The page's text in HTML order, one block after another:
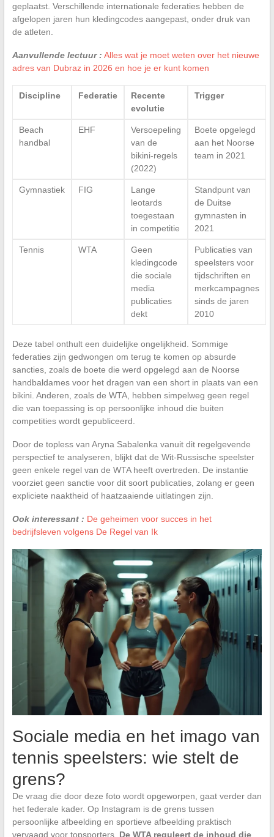
geplaatst. Verschillende internationale federaties hebben de
afgelopen jaren hun kledingcodes aangepast, onder druk van
de atleten.
Aanvullende lectuur : Alles wat je moet weten over het nieuwe
adres van Dubraz in 2026 en hoe je er kunt komen
Discipline Federatie
Recente
evolutie
Trigger
Beach
handbal
EHF
Versoepeling
van de
bikini-regels
(2022)
Boete opgelegd
aan het Noorse
team in 2021
Gymnastiek FIG
Lange
leotards
toegestaan
in competitie
Standpunt van
de Duitse
gymnasten in
2021
Tennis WTA
Geen
kledingcode
die sociale
media
publicaties
dekt
Publicaties van
speelsters voor
tijdschriften en
merkcampagnes
sinds de jaren
2010
Deze tabel onthult een duidelijke ongelijkheid. Sommige
federaties zijn gedwongen om terug te komen op absurde
sancties, zoals de boete die werd opgelegd aan de Noorse
handbaldames voor het dragen van een short in plaats van een
bikini. Anderen, zoals de WTA, hebben simpelweg geen regel
die van toepassing is op persoonlijke inhoud die buiten
competities wordt gepubliceerd.
Door de topless van Aryna Sabalenka vanuit dit regelgevende
perspectief te analyseren, blijkt dat de Wit-Russische speelster
geen enkele regel van de WTA heeft overtreden. De instantie
voorziet geen sanctie voor dit soort publicaties, zolang er geen
expliciete naaktheid of haatzaaiende uitlatingen zijn.
Ook interessant : De geheimen voor succes in het
bedrijfsleven volgens De Regel van Ik
Sociale media en het imago van
tennis speelsters: wie stelt de
grens?
De vraag die door deze foto wordt opgeworpen, gaat verder dan
het federale kader. Op Instagram is de grens tussen
persoonlijke afbeelding en sportieve afbeelding praktisch
vervaagd voor topsporters. De WTA reguleert de inhoud die